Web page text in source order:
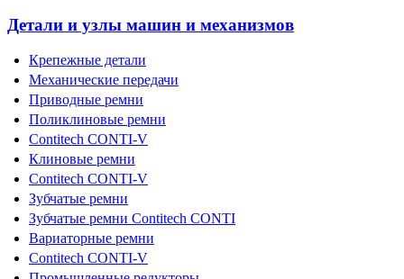
Детали и узлы машин и механизмов
Крепежные детали
Механические передачи
Приводные ремни
Поликлиновые ремни
Contitech CONTI-V
Клиновые ремни
Contitech CONTI-V
Зубчатые ремни
Зубчатые ремни Contitech CONTI
Вариаторные ремни
Contitech CONTI-V